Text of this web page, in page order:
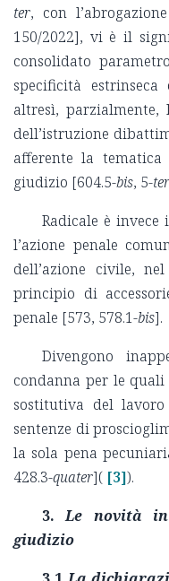
ter, con
150/2022], vi è il
consolidato
specificità
altresì,
dell’istruzione
afferente la
giudizio [604.5-bis, 5-ter
Radicale è
l’azione penale
dell’azione civile,
principio di
penale [573, 578.1-bis].
Divengono
condanna per le
sostitutiva del
sentenze di
la sola pena
428.3-quater]( [3]).
3.Le novità
giudizio